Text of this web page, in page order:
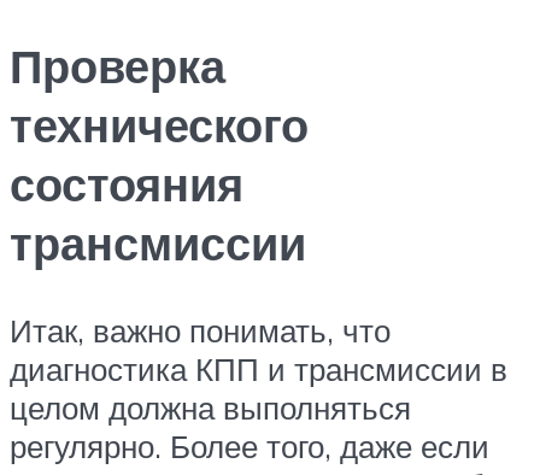
Проверка
технического
состояния
трансмиссии
Итак, важно понимать, что
диагностика КПП и трансмиссии в
целом должна выполняться
регулярно. Более того, даже если